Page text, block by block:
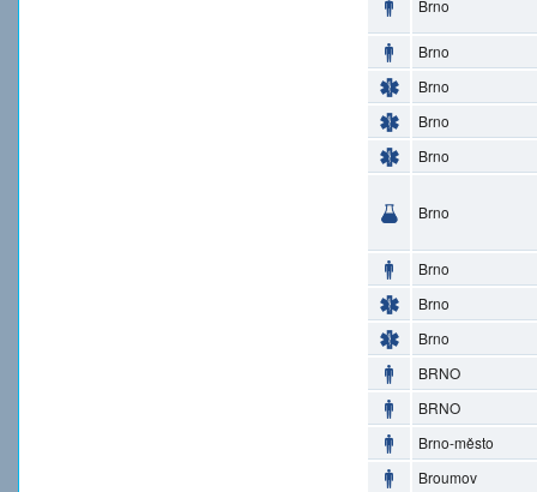
Brno
Brno
Brno
Brno
Brno
Brno
Brno
Brno
Brno
BRNO
BRNO
Brno-město
Broumov